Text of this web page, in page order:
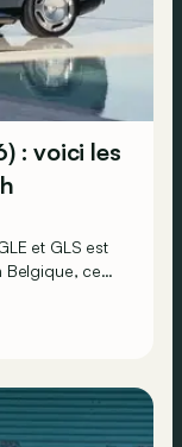
: voici les
et GLS est
Belgique, ce